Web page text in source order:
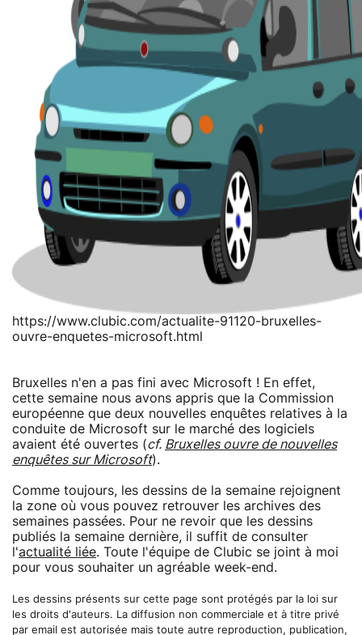
https://www.clubic.com/actualite-91120-bruxelles-
ouvre-enquetes-microsoft.html
Bruxelles n'en a pas fini avec Microsoft ! En effet,
cette semaine nous avons appris que la Commission
européenne que deux nouvelles enquêtes relatives à la
conduite de Microsoft sur le marché des logiciels
avaient été ouvertes (cf. Bruxelles ouvre de nouvelles
enquêtes sur Microsoft).
Comme toujours, les dessins de la semaine rejoignent
la zone où vous pouvez retrouver les archives des
semaines passées. Pour ne revoir que les dessins
publiés la semaine dernière, il suffit de consulter
l'actualité liée. Toute l'équipe de Clubic se joint à moi
pour vous souhaiter un agréable week-end.
Les dessins présents sur cette page sont protégés par la loi sur
les droits d'auteurs. La diffusion non commerciale et à titre privé
par email est autorisée mais toute autre reproduction, publication,